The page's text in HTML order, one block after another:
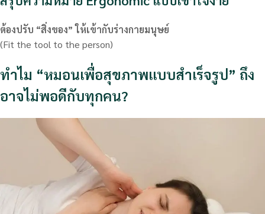
ต้องปรับ “สิ่งของ” ให้เข้ากับร่างกายมนุษย์
(Fit the tool to the person)
ทำไม “หมอนเพื่อสุขภาพแบบสำเร็จรูป” ถึง
อาจไม่พอดีกับทุกคน?